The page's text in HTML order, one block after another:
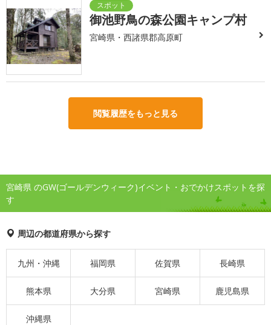
御池野鳥の森公園キャンプ村
宮崎県・西諸県郡高原町
閲覧履歴をもっと見る
宮崎県 のGW(ゴールデンウィーク)イベント・おでかけスポットを探
す
周辺の都道府県から探す
九州・沖縄 福岡県 佐賀県 長崎県
熊本県 大分県 宮崎県 鹿児島県
沖縄県